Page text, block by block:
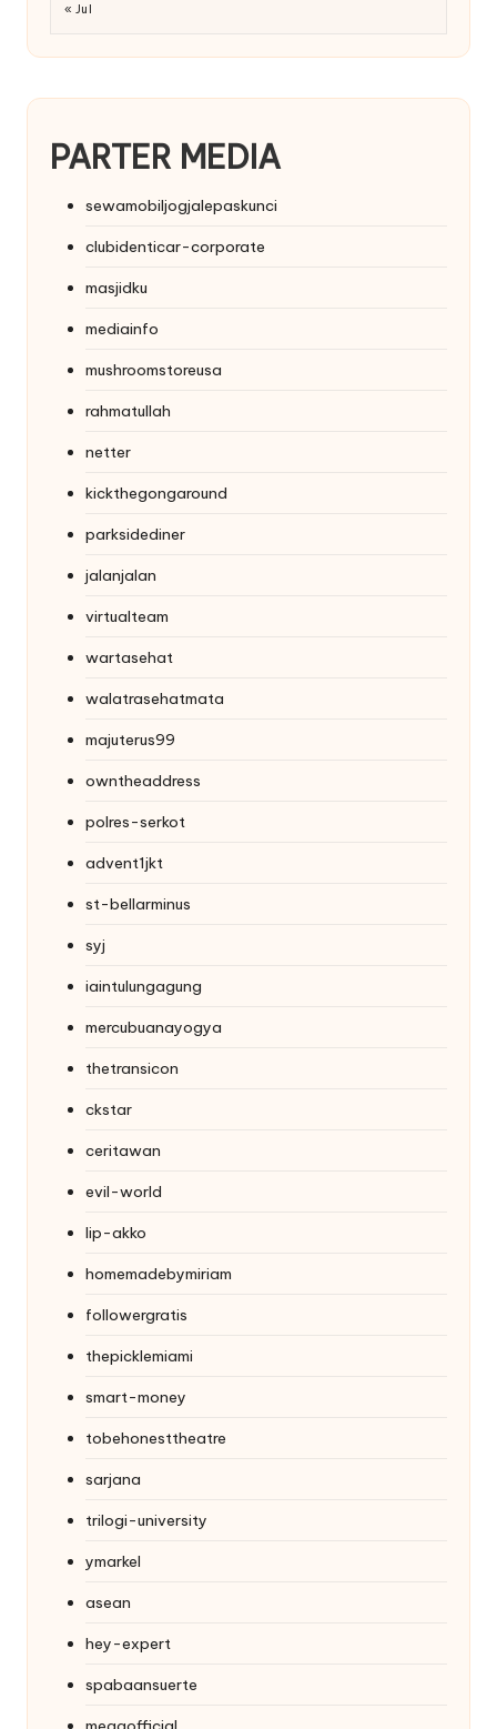
« Jul
PARTER MEDIA
sewamobiljogjalepaskunci
clubidenticar-corporate
masjidku
mediainfo
mushroomstoreusa
rahmatullah
netter
kickthegongaround
parksidediner
jalanjalan
virtualteam
wartasehat
walatrasehatmata
majuterus99
owntheaddress
polres-serkot
advent1jkt
st-bellarminus
syj
iaintulungagung
mercubuanayogya
thetransicon
ckstar
ceritawan
evil-world
lip-akko
homemadebymiriam
followergratis
thepicklemiami
smart-money
tobehonesttheatre
sarjana
trilogi-university
ymarkel
asean
hey-expert
spabaansuerte